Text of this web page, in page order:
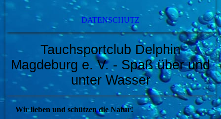
DATENSCHUTZ
Tauchsportclub Delphin
Magdeburg e. V. - Spaß über und
unter Wasser
Wir lieben und schützen die Natur!